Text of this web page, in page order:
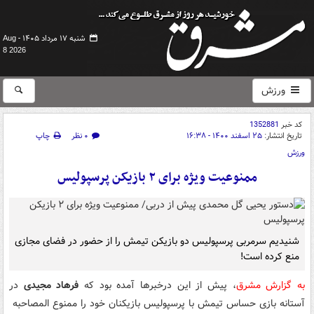
شنبه ۱۷ مرداد ۱۴۰۵ -
Aug
8 2026
ورزش
کد خبر 1352881
تاریخ انتشار: ۲۵ اسفند ۱۴۰۰ - ۱۶:۳۸ ۰ نظر
چاپ
ورزش
ممنوعیت ویژه برای ۲ بازیکن پرسپولیس
شنیدیم سرمربی پرسپولیس دو بازیکن تیمش را از حضور در فضای مجازی
منع کرده است!
به گزارش مشرق، پیش از این درخبرها آمده بود که فرهاد مجیدی در
آستانه بازی حساس تیمش با پرسپولیس بازیکنان خود را ممنوع المصاحبه